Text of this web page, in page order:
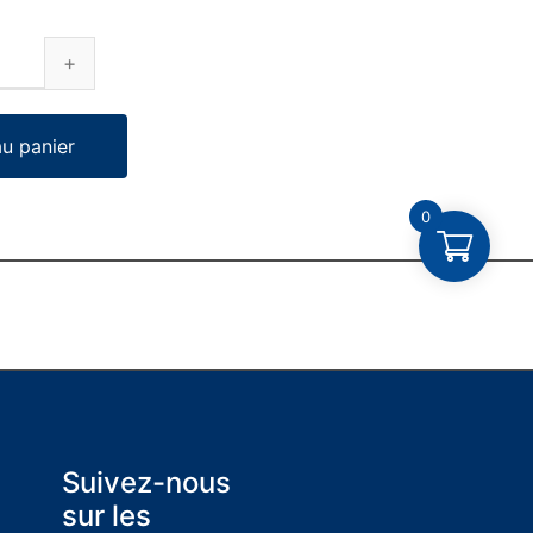
panier
Suivez-nous
sur les
0